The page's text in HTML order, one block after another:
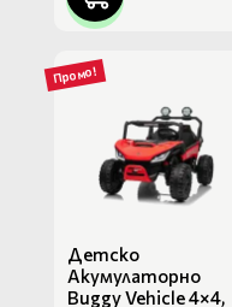
Промо!
Детско
Акумулаторно
Buggy Vehicle 4×4,